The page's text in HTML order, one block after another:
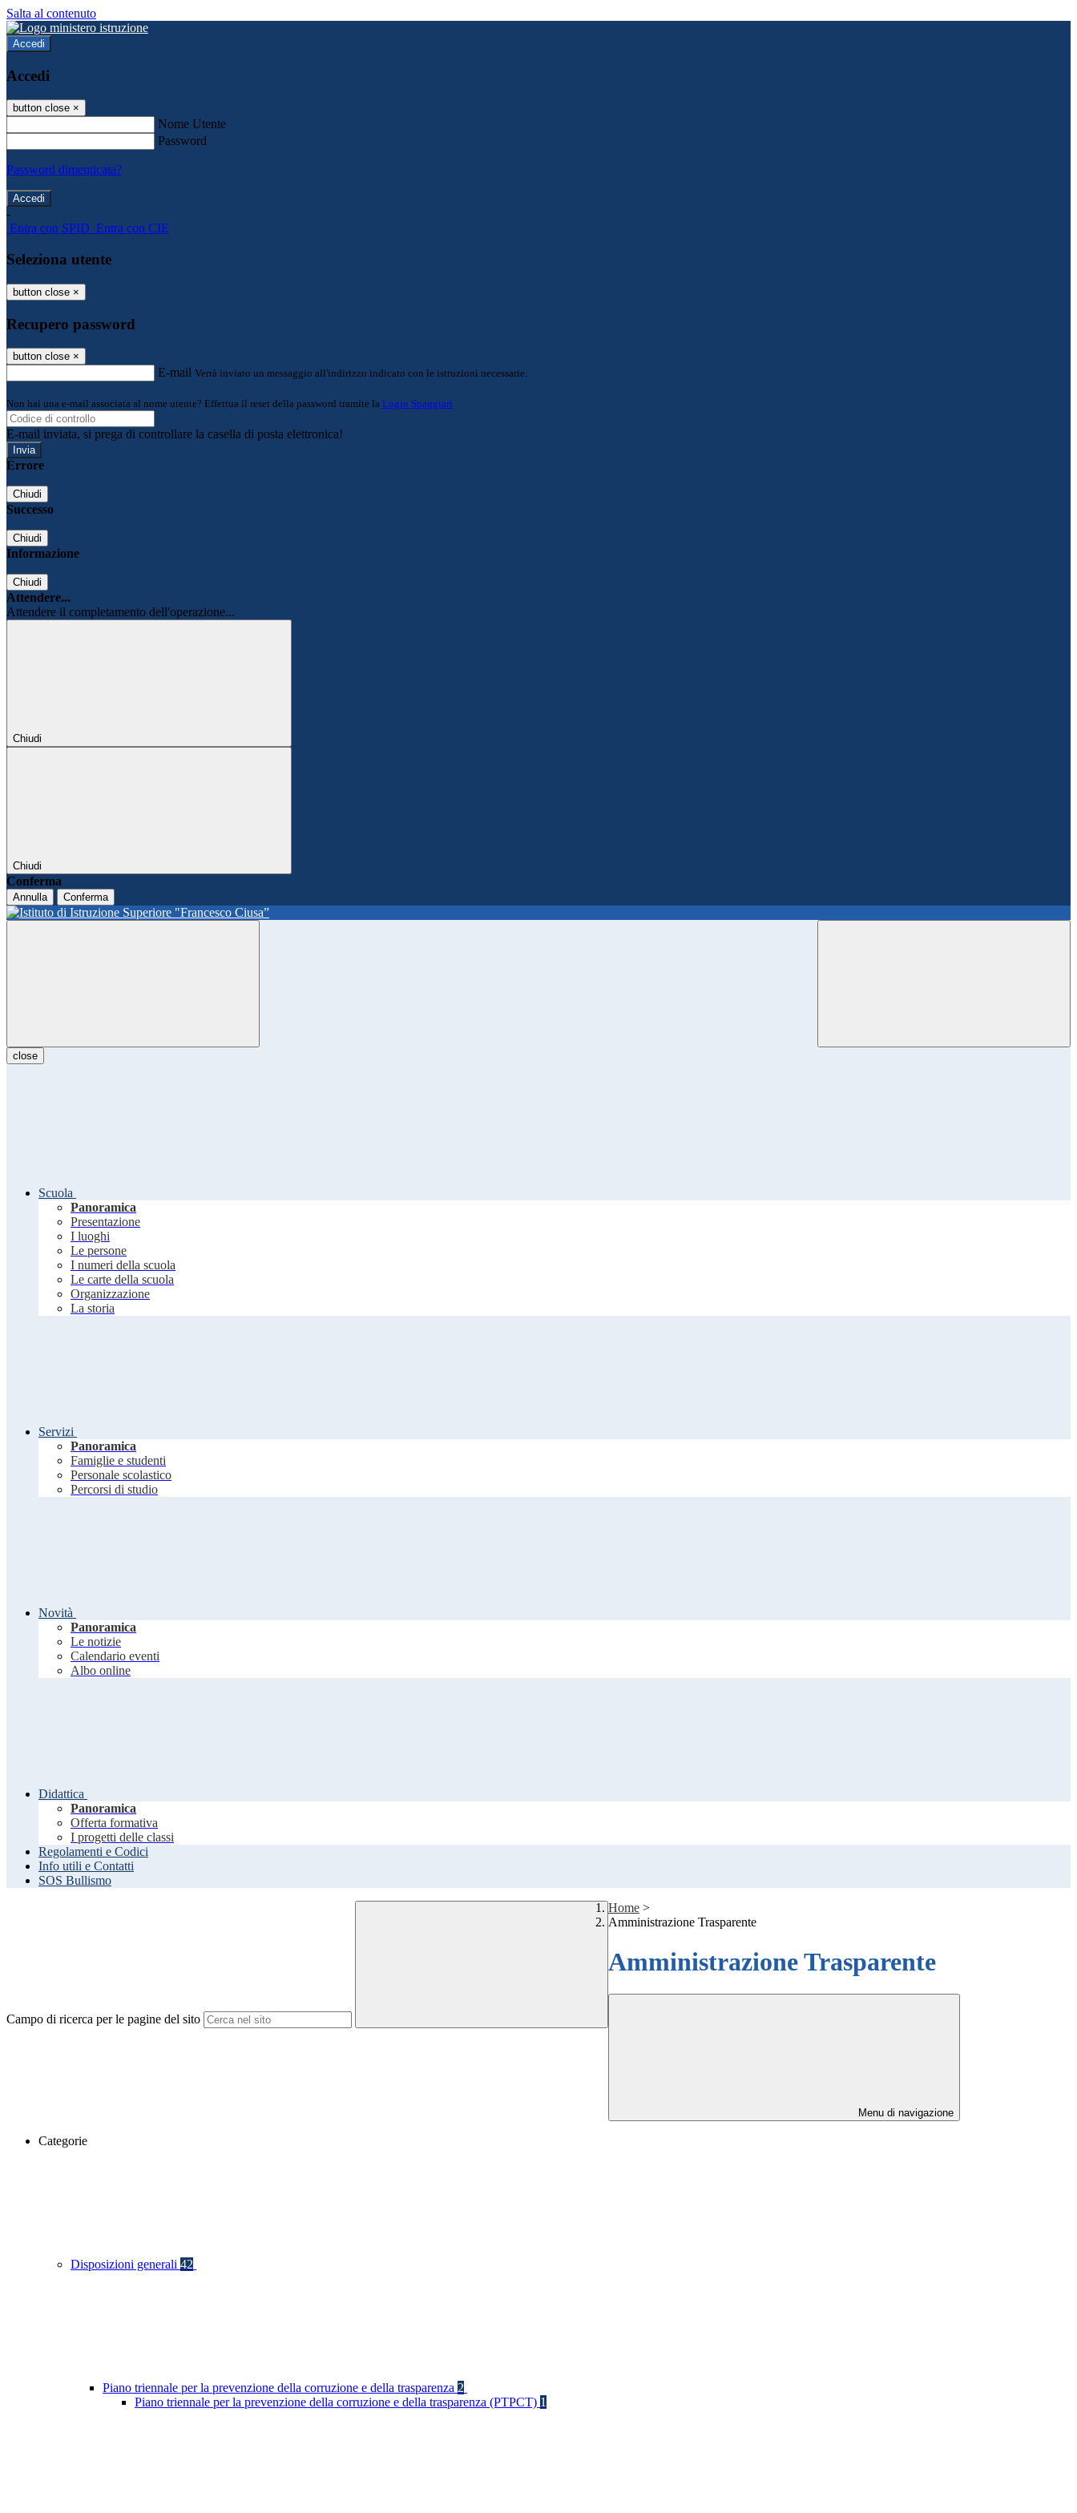
Salta al contenuto
Accedi
Accedi
button close ×
Nome Utente
Password
Password dimenticata?
-
Entra con SPID Entra con CIE
Seleziona utente
button close ×
Recupero password
button close ×
E-mail Verrà inviato un messaggio all'indirizzo indicato con le istruzioni necessarie.
Non hai una e-mail associata al nome utente? Effettua il reset della password tramite la Login Spaggiari
E-mail inviata, si prega di controllare la casella di posta elettronica!
Errore
Chiudi
Successo
Chiudi
Informazione
Chiudi
Attendere...
Attendere il completamento dell'operazione...
Chiudi
Chiudi
Conferma
Annulla Conferma
close
Scuola
Panoramica
Presentazione
I luoghi
Le persone
I numeri della scuola
Le carte della scuola
Organizzazione
La storia
Servizi
Panoramica
Famiglie e studenti
Personale scolastico
Percorsi di studio
Novità
Panoramica
Le notizie
Calendario eventi
Albo online
Didattica
Panoramica
Offerta formativa
I progetti delle classi
Regolamenti e Codici
Info utili e Contatti
SOS Bullismo
Campo di ricerca per le pagine del sito
Home >
Amministrazione Trasparente
Amministrazione Trasparente
Menu di navigazione
Categorie
Disposizioni generali 42
Piano triennale per la prevenzione della corruzione e della trasparenza 2
Piano triennale per la prevenzione della corruzione e della trasparenza (PTPCT) 1